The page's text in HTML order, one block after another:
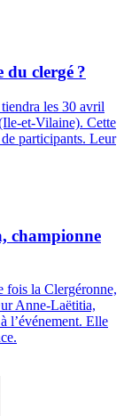
du clergé ?
les 30 avril
et-Vilaine). Cette
participants. Leur
championne
fois la Clergéronne,
Anne-Laëtitia,
l’événement. Elle